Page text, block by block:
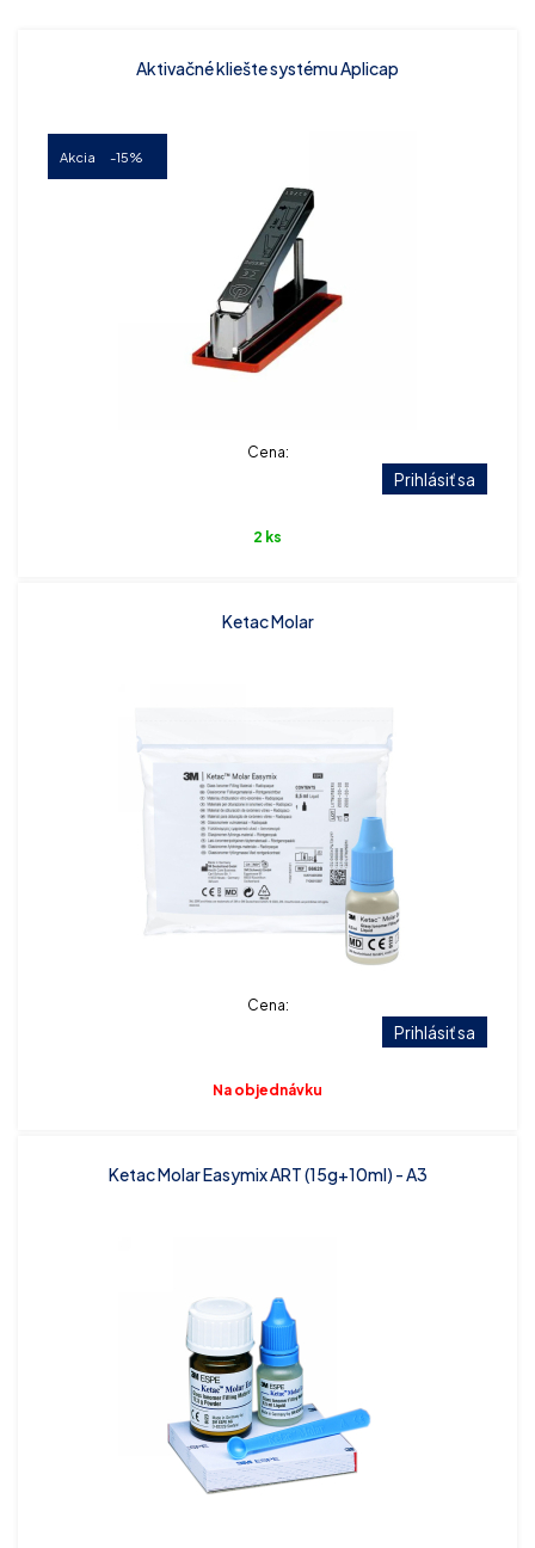
Aktivačné kliešte systému Aplicap
Akcia -15%
Cena:
Prihlásiť sa
2 ks
Ketac Molar
Cena:
Prihlásiť sa
Na objednávku
Ketac Molar Easymix ART (15g+10ml) - A3